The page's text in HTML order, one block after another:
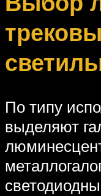
По типу
выделяют